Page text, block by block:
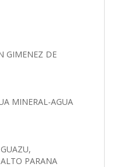
GIMENEZ DE
MINERAL-AGUA
PARANA